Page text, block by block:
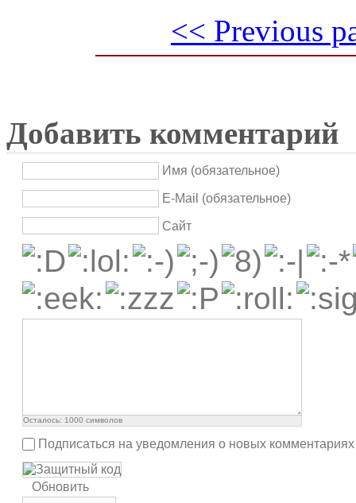
<< Previous
Добавить комментарий
Имя (обязательное)
E-Mail (обязательное)
Сайт
Осталось: 1000 символов
Подписаться на уведомления о новых комментариях
Обновить